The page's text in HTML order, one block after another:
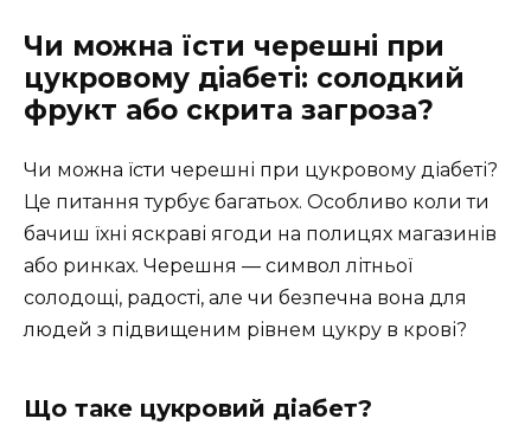
Чи можна їсти черешні при
цукровому діабеті: солодкий
фрукт або скрита загроза?
Чи можна їсти черешні при цукровому діабеті?
Це питання турбує багатьох. Особливо коли ти
бачиш їхні яскраві ягоди на полицях магазинів
або ринках. Черешня — символ літньої
солодощі, радості, але чи безпечна вона для
людей з підвищеним рівнем цукру в крові?
Що таке цукровий діабет?